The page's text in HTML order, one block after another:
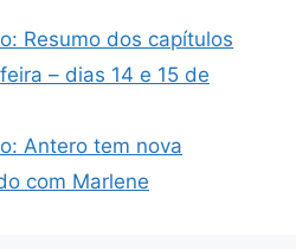
Resumo dos capítulos
– dias 14 e 15 de
Antero tem nova
com Marlene